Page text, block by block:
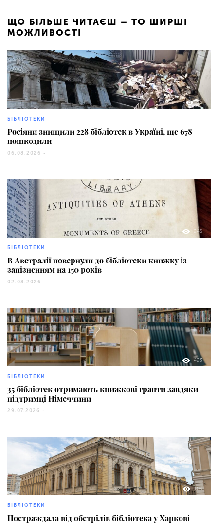
ЩО БІЛЬШЕ ЧИТАЄШ – ТО ШИРШІ
МОЖЛИВОСТІ
13
БІБЛІОТЕКИ
Росіяни знищили 228 бібліотек в Україні, ще 678
пошкодили
06.08.2026 -
246
БІБЛІОТЕКИ
В Австралії повернули до бібліотеки книжку із
запізненням на 150 років
02.08.2026 -
423
БІБЛІОТЕКИ
35 бібліотек отримають книжкові гранти завдяки
підтримці Німеччини
29.07.2026 -
103
БІБЛІОТЕКИ
Постраждала від обстрілів бібліотека у Харкові